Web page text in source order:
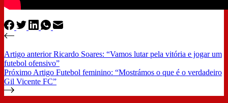
Artigo anteriorRicardo Soares: “Vamos lutar pela vitória e jogar um
futebol ofensivo”
Próximo Artigo Futebol feminino: “Mostrámos o que é o verdadeiro
Gil Vicente FC”